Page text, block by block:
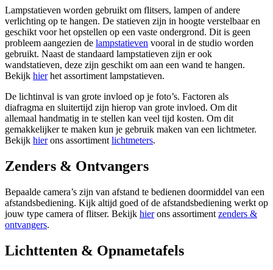
Lampstatieven worden gebruikt om flitsers, lampen of andere
verlichting op te hangen. De statieven zijn in hoogte verstelbaar en
geschikt voor het opstellen op een vaste ondergrond. Dit is geen
probleem aangezien de lampstatieven vooral in de studio worden
gebruikt. Naast de standaard lampstatieven zijn er ook
wandstatieven, deze zijn geschikt om aan een wand te hangen.
Bekijk hierhet assortiment lampstatieven.
De lichtinval is van grote invloed op je foto’s. Factoren als
diafragma en sluitertijd zijn hierop van grote invloed. Om dit
allemaal handmatig in te stellen kan veel tijd kosten. Om dit
gemakkelijker te maken kun je gebruik maken van een lichtmeter.
Bekijk hierons assortiment lichtmeters.
Zenders & Ontvangers
Bepaalde camera’s zijn van afstand te bedienen doormiddel van een
afstandsbediening. Kijk altijd goed of de afstandsbediening werkt op
jouw type camera of flitser. Bekijk hierons assortiment zenders &
ontvangers.
Lichttenten & Opnametafels